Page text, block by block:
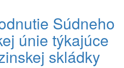
Súdneho
únie týkajúce
skládky